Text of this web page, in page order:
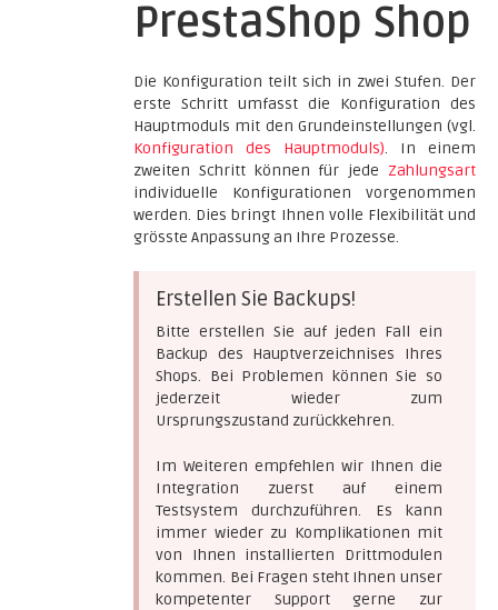
PrestaShop Shop
Die Konfiguration teilt sich in zwei Stufen. Der
erste Schritt umfasst die Konfiguration des
Hauptmoduls mit den Grundeinstellungen (vgl.
Konfiguration des Hauptmoduls). In einem
zweiten Schritt können für jede Zahlungsart
individuelle Konfigurationen vorgenommen
werden. Dies bringt Ihnen volle Flexibilität und
grösste Anpassung an Ihre Prozesse.
Erstellen Sie Backups!
Bitte erstellen Sie auf jeden Fall ein
Backup des Hauptverzeichnises Ihres
Shops. Bei Problemen können Sie so
jederzeit wieder zum
Ursprungszustand zurückkehren.
Im Weiteren empfehlen wir Ihnen die
Integration zuerst auf einem
Testsystem durchzuführen. Es kann
immer wieder zu Komplikationen mit
von Ihnen installierten Drittmodulen
kommen. Bei Fragen steht Ihnen unser
kompetenter Support gerne zur